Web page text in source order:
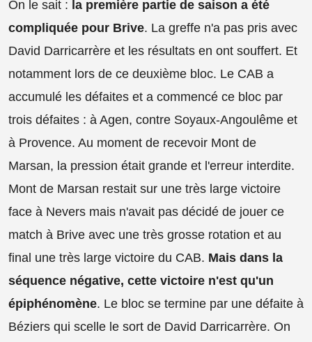
On le sait : la première partie de saison a été
compliquée pour Brive. La greffe n'a pas pris avec
David Darricarrère et les résultats en ont souffert. Et
notamment lors de ce deuxième bloc. Le CAB a
accumulé les défaites et a commencé ce bloc par
trois défaites : à Agen, contre Soyaux-Angoulême et
à Provence. Au moment de recevoir Mont de
Marsan, la pression était grande et l'erreur interdite.
Mont de Marsan restait sur une très large victoire
face à Nevers mais n'avait pas décidé de jouer ce
match à Brive avec une très grosse rotation et au
final une très large victoire du CAB. Mais dans la
séquence négative, cette victoire n'est qu'un
épiphénomène. Le bloc se termine par une défaite à
Béziers qui scelle le sort de David Darricarrère. On